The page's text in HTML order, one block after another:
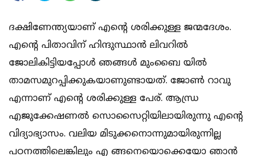
ദക്ഷിണേന്ത്യയാണ് എന്റെ ശരിക്കുള്ള ജന്മദേശം.
എന്റെ പിതാവിന് ഹിന്ദുസ്ഥാന്‍ ലിവറില്‍
ജോലികിട്ടിയപ്പോള്‍ ഞങ്ങള്‍ മുംബൈ യില്‍
താമസമുറപ്പിക്കുകയാണുണ്ടായത്. ജോണ്‍ റാവു
എന്നാണ് എന്റെ ശരിക്കുള്ള പേര്. ആന്ധ്ര
എജുക്കേഷണല്‍ സൊസൈറ്റിയിലായിരുന്നു എന്റെ
വിദ്യാഭ്യാസം. വലിയ മിടുക്കനൊന്നുമായിരുന്നില്ല
പഠനത്തിലെങ്കിലും എ ങ്ങനെയൊക്കെയോ ഞാന്‍